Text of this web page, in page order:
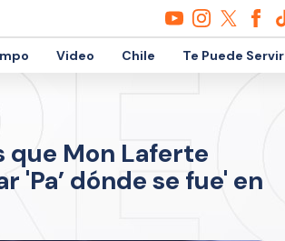
Video Chile Te Puede Servir
que Mon Laferte
dónde se fue' en